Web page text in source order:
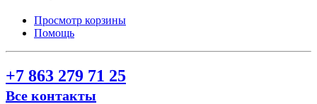
Просмотр корзины
Помощь
+7 863 279 71 25
Все контакты